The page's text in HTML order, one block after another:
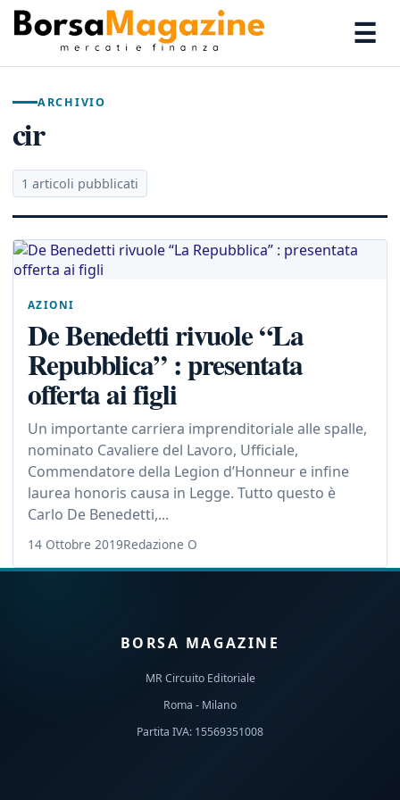
☰
ARCHIVIO
cir
1 articoli pubblicati
AZIONI
De Benedetti rivuole “La
Repubblica” : presentata
offerta ai figli
Un importante carriera imprenditoriale alle spalle,
nominato Cavaliere del Lavoro, Ufficiale,
Commendatore della Legion d’Honneur e infine
laurea honoris causa in Legge. Tutto questo è
Carlo De Benedetti,...
14 Ottobre 2019Redazione O
BORSA MAGAZINE
MR Circuito Editoriale
Roma - Milano
Partita IVA: 15569351008